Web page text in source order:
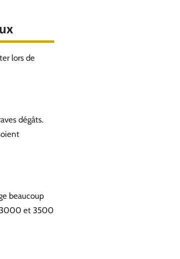
lors de
dégâts.
beaucoup
3000 et 3500